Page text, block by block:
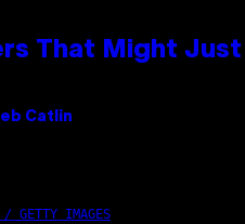
That Might
Catlin
/ GETTY IMAGES